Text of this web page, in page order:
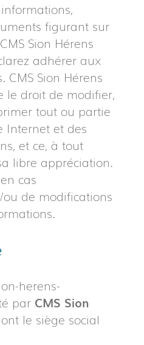
figurant sur
Sion Hérens
adhérer aux
CMS Sion Hérens
le droit de modifier,
tout ou partie
Internet et des
et ce, à tout
libre appréciation.
cas
de modifications
herens-
par CMS Sion
le siège social